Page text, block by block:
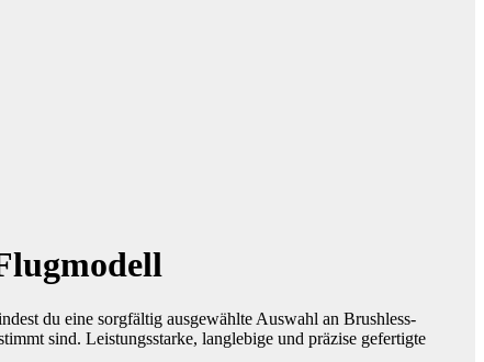
du eine sorgfältig ausgewählte Auswahl an Brushless-
sind. Leistungsstarke, langlebige und präzise gefertigte